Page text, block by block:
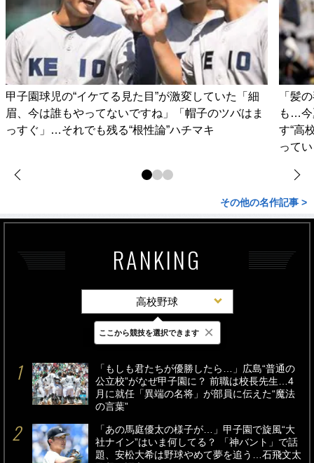
甲子園球児の“イケてる見た目”が激変していた「細
眉、今は誰もやってないですね」「帽子のツバはま
っすぐ」…それでも残る“根性論”ハチマキ
「髪
も…今
す“高
って
その他の名作記事 >
RANKING
高校野球
最新 24時間 週間
「もしも君たちが優勝したら…」広島“普通の
公立校”がなぜ甲子園に？ 前職は校長先生…4
月に就任「異端の名将」が部員に伝えた“魔法
の言葉”
「あの馬庭優太の様子が…」甲子園で旋風“大
社ナイン”はいま何してる？ 「神バント」で話
題、安松大希は野球やめて夢を追う…石飛文太
ここから競技を選択できます ×